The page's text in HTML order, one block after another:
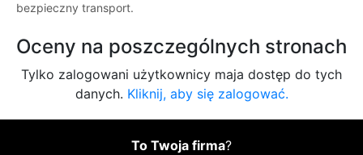
bezpieczny transport.
Oceny na poszczególnych stronach
Tylko zalogowani użytkownicy maja dostęp do tych
danych. Kliknij, aby się zalogować.
To Twoja firma?